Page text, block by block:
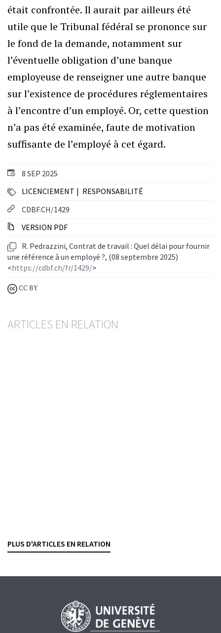
8 SEP 2025
LICENCIEMENT
RESPONSABILITÉ
CDBF.CH/1429
VERSION PDF
R. Pedrazzini, Contrat de travail : Quel délai pour fournir
une référence à un employé ?, (08 septembre 2025)
<https://cdbf.ch/fr/1429/>
CC BY
ARTICLES EN RELATION
PLUS D'ARTICLES EN RELATION
était confrontée. Il aurait par ailleurs été
utile que le Tribunal fédéral se prononce sur
le fond de la demande, notamment sur
l’éventuelle obligation d’une banque
employeuse de renseigner une autre banque
sur l’existence de procédures réglementaires
à l’encontre d’un employé. Or, cette question
n’a pas été examinée, faute de motivation
suffisante de l’employé à cet égard.